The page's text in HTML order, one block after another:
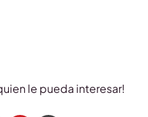
le pueda interesar!